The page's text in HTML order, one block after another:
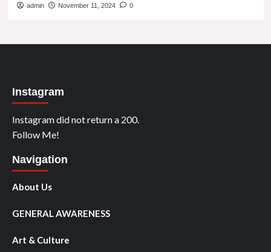
admin November 11, 2024 0
Instagram
Instagram did not return a 200.
Follow Me!
Navigation
About Us
GENERAL AWARENESS
Art & Culture